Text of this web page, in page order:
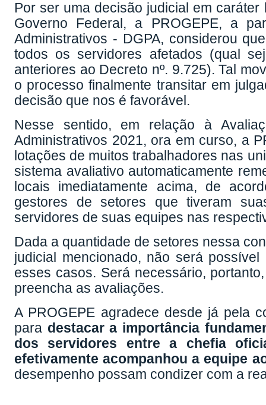
Por ser uma decisão judicial em
Governo Federal, a PROGEPE, a
Administrativos - DGPA, considerou
todos os servidores afetados (qual
anteriores ao Decreto nº. 9.725). Tal
o processo finalmente transitar em
decisão que nos é favorável.
Nesse sentido, em relação à
Administrativos 2021, ora em curso, a
lotações de muitos trabalhadores nas
sistema avaliativo automaticamente
locais imediatamente acima, de
gestores de setores que tiveram
servidores de suas equipes nas
Dada a quantidade de setores nessa
judicial mencionado, não será
esses casos. Será necessário,
preencha as avaliações.
A PROGEPE agradece desde já pela
para destacar a importância
dos servidores entre a chefia
efetivamente acompanhou a equipe
desempenho possam condizer com a